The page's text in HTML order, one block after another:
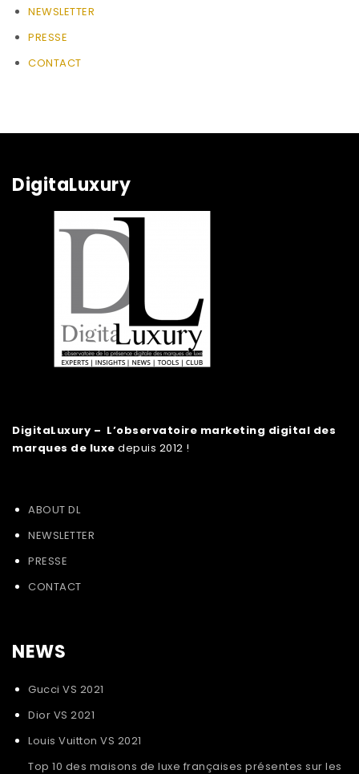
NEWSLETTER
PRESSE
CONTACT
DigitaLuxury
DigitaLuxury – L’observatoire marketing digital des
marques de luxe depuis 2012 !
ABOUT DL
NEWSLETTER
PRESSE
CONTACT
NEWS
Gucci VS 2021
Dior VS 2021
Louis Vuitton VS 2021
Top 10 des maisons de luxe françaises présentes sur les